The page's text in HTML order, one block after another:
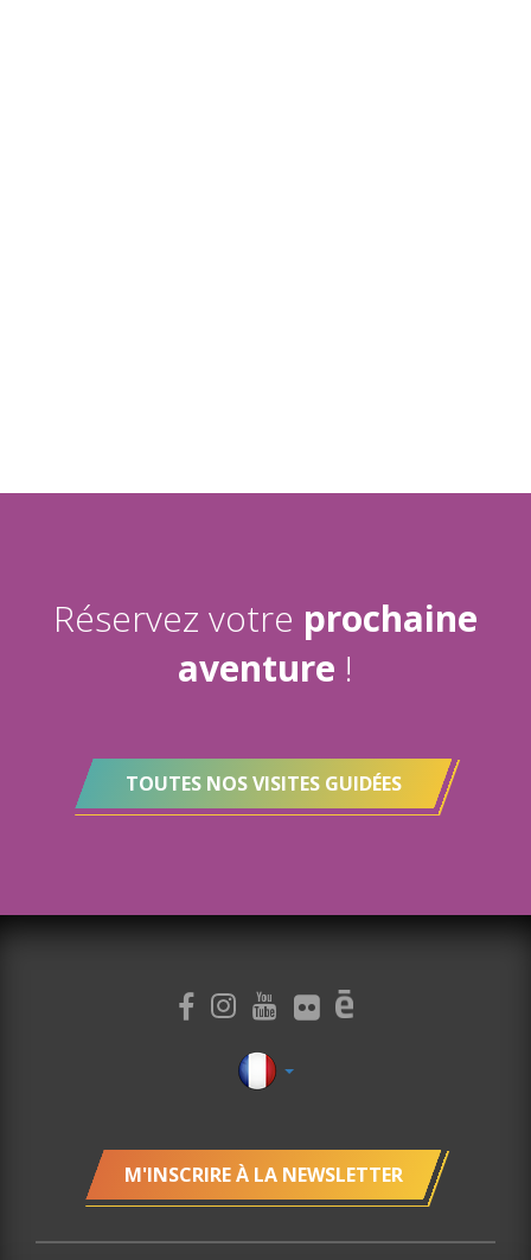
Réservez votre prochaine
aventure !
TOUTES NOS VISITES GUIDÉES
M'INSCRIRE À LA NEWSLETTER